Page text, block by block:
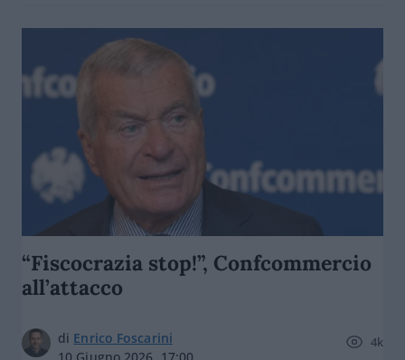
“Fiscocrazia stop!”, Confcommercio
all’attacco
di Enrico Foscarini
4k